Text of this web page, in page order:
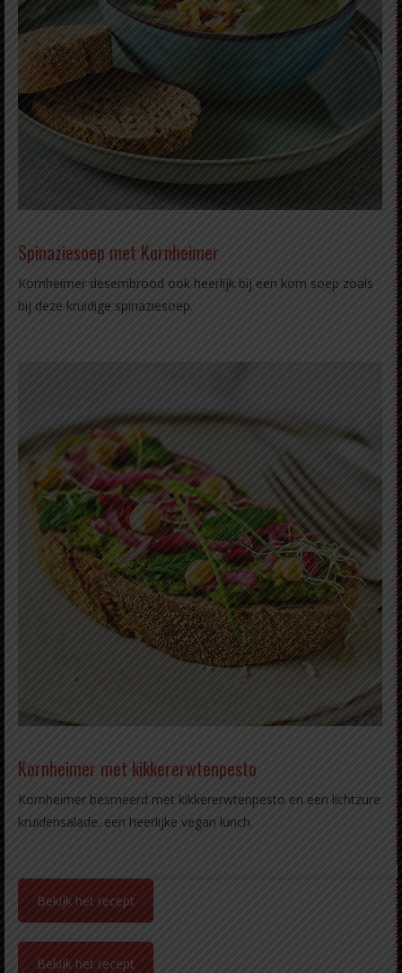
Spinaziesoep met Kornheimer
Kornheimer desembrood ook heerlijk bij een kom soep zoals
bij deze kruidige spinaziesoep.
Kornheimer met kikkererwtenpesto
Kornheimer besmeerd met kikkererwtenpesto en een lichtzure
kruidensalade. een heerlijke vegan lunch.
Bekijk het recept
Bekijk het recept